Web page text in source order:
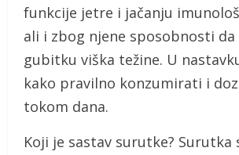
funkcije jetre i jačanju
ali i zbog njene sposobnosti da
gubitku viška težine. U
kako pravilno konzumirati i
tokom dana.
Koji je sastav surutke? Surutka